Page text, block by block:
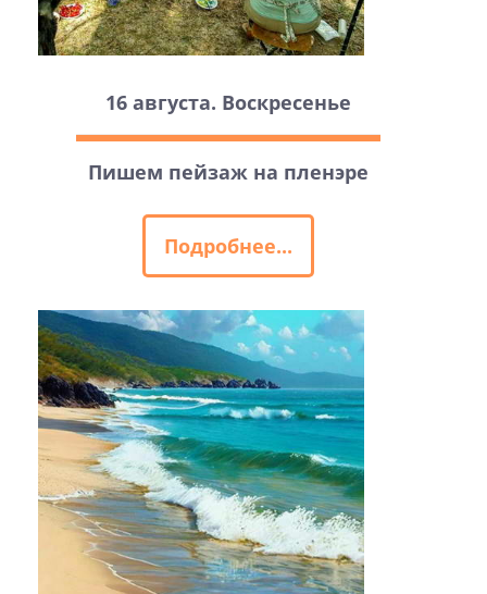
16 августа. Воскресенье
Пишем пейзаж на пленэре
Подробнее...